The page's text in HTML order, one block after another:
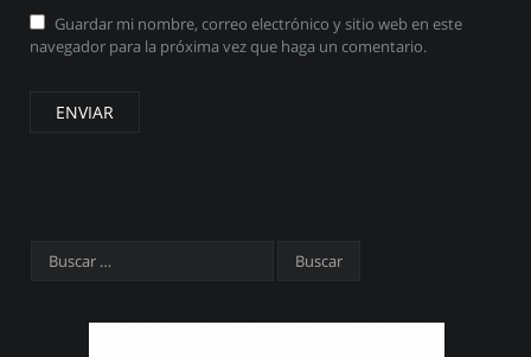
Guardar mi nombre, correo electrónico y sitio web en este
navegador para la próxima vez que haga un comentario.